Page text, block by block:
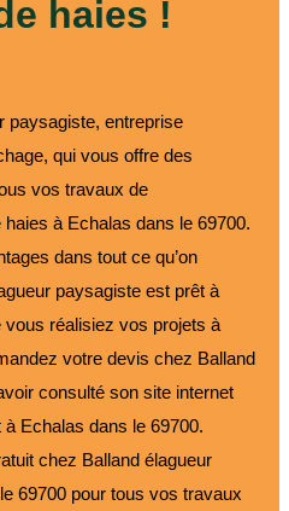
haies !
paysagiste, entreprise
qui vous offre des
vos travaux de
à Echalas dans le 69700.
dans tout ce qu’on
paysagiste est prêt à
réalisiez vos projets à
votre devis chez Balland
consulté son site internet
Echalas dans le 69700.
chez Balland élagueur
69700 pour tous vos travaux